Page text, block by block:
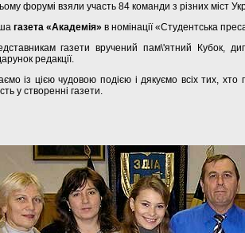
форумі взяли участь 84 команди з різних міст
газета «Академія» в номінації «Студентська
газети вручений пам\'ятний Кубок,
редакції.
із цією чудовою подією і дякуємо всіх тих,
у створенні газети.